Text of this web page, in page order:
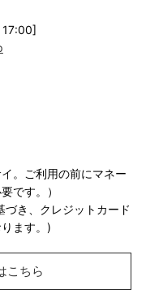
。ご利用の前にマネー
です。）
づき、クレジットカード
ます。)
こちら